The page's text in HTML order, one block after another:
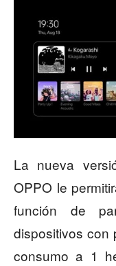
La nueva
OPPO le
función de
dispositivos con
consumo a 1